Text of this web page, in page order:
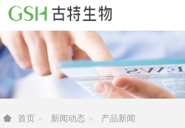
首页 新闻动态 产品新闻